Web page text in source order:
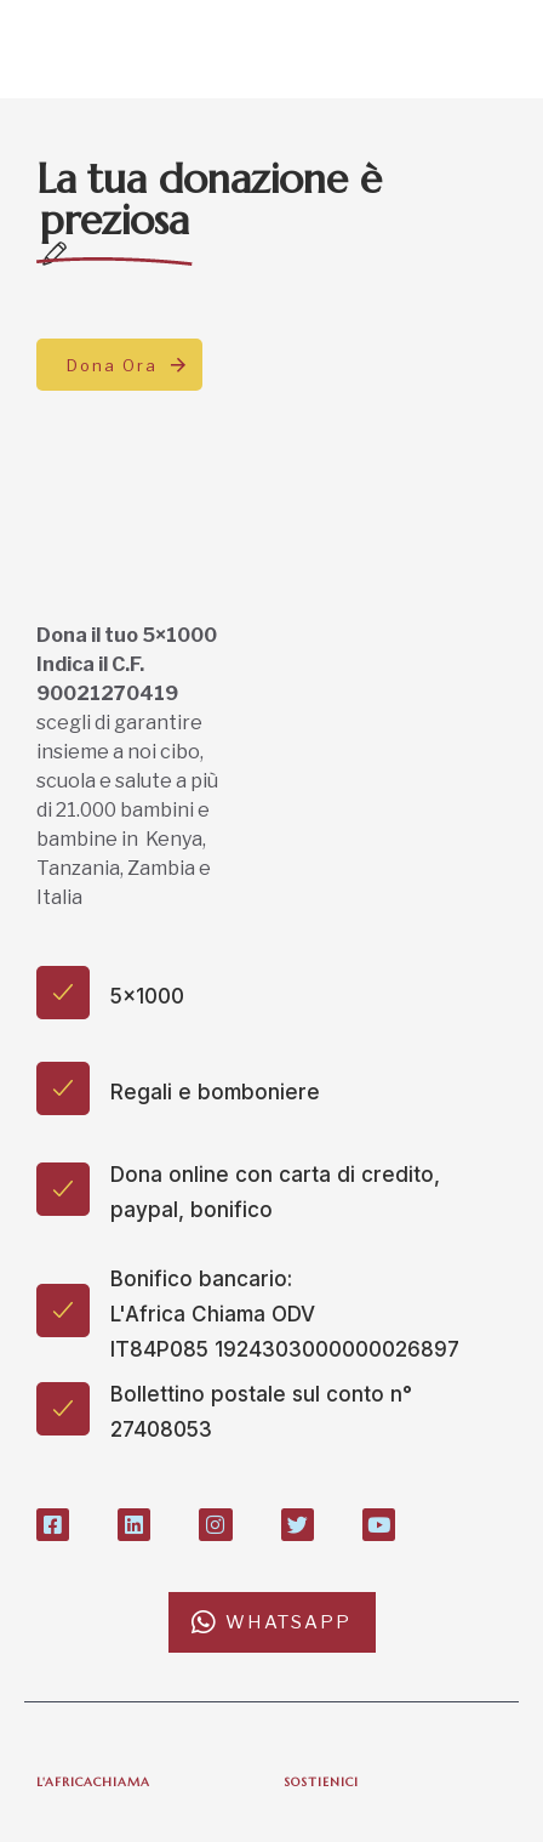
La tua donazione è
preziosa
Dona Ora
Dona il tuo 5×1000
Indica il C.F.
90021270419
scegli di garantire
insieme a noi cibo,
scuola e salute a più
di 21.000 bambini e
bambine in Kenya,
Tanzania, Zambia e
Italia
5x1000
Regali e bomboniere
Dona online con carta di credito,
paypal, bonifico
Bonifico bancario:
L'Africa Chiama ODV
IT84P085 1924303000000026897
Bollettino postale sul conto n°
27408053
WHATSAPP
L'AFRICACHIAMA SOSTIENICI